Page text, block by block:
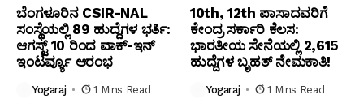
ಬೆಂಗ‌ಳೂರಿನ CSIR-NAL
ಸಂಸ್ಥೆಯಲ್ಲಿ 89 ಹುದ್ದೆಗಳ ಭರ್ತಿ:
ಆಗಸ್ಟ್ 10 ರಿಂದ ವಾಕ್-ಇನ್
ಇಂಟರ್ವ್ಯೂ ಆರಂಭ
Yogaraj 1 Mins Read
10th, 12th ಪಾಸಾದವರಿಗೆ
ಕೇಂದ್ರ ಸರ್ಕಾರಿ ಕೆಲಸ:
ಭಾರತೀಯ ಸೇನೆಯಲ್ಲಿ 2,615
ಹುದ್ದೆಗಳ ಬೃಹತ್ ನೇಮಕಾತಿ!
Yogaraj 1 Mins Read